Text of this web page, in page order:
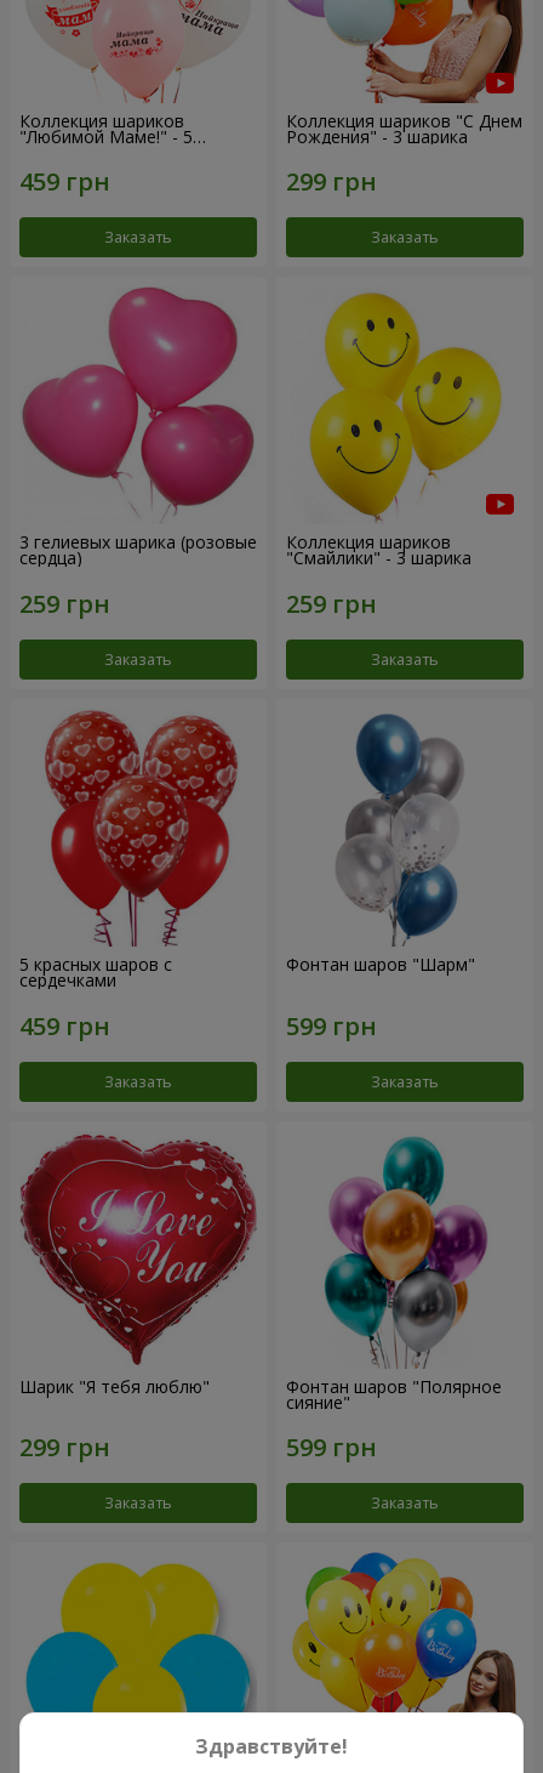
Коллекция шариков
"Любимой Маме!" - 5
Заказать
Коллекция шариков "С Днем
Рождения" - 3 шарика
Заказать
3 гелиевых шарика (розовые
сердца)
Заказать
Коллекция шариков
"Смайлики" - 3 шарика
Заказать
5 красных шаров с
сердечками
Заказать
Фонтан шаров "Шарм"
Заказать
Шарик "Я тебя люблю"
Заказать
Фонтан шаров "Полярное
сияние"
Заказать
Здравствуйте!